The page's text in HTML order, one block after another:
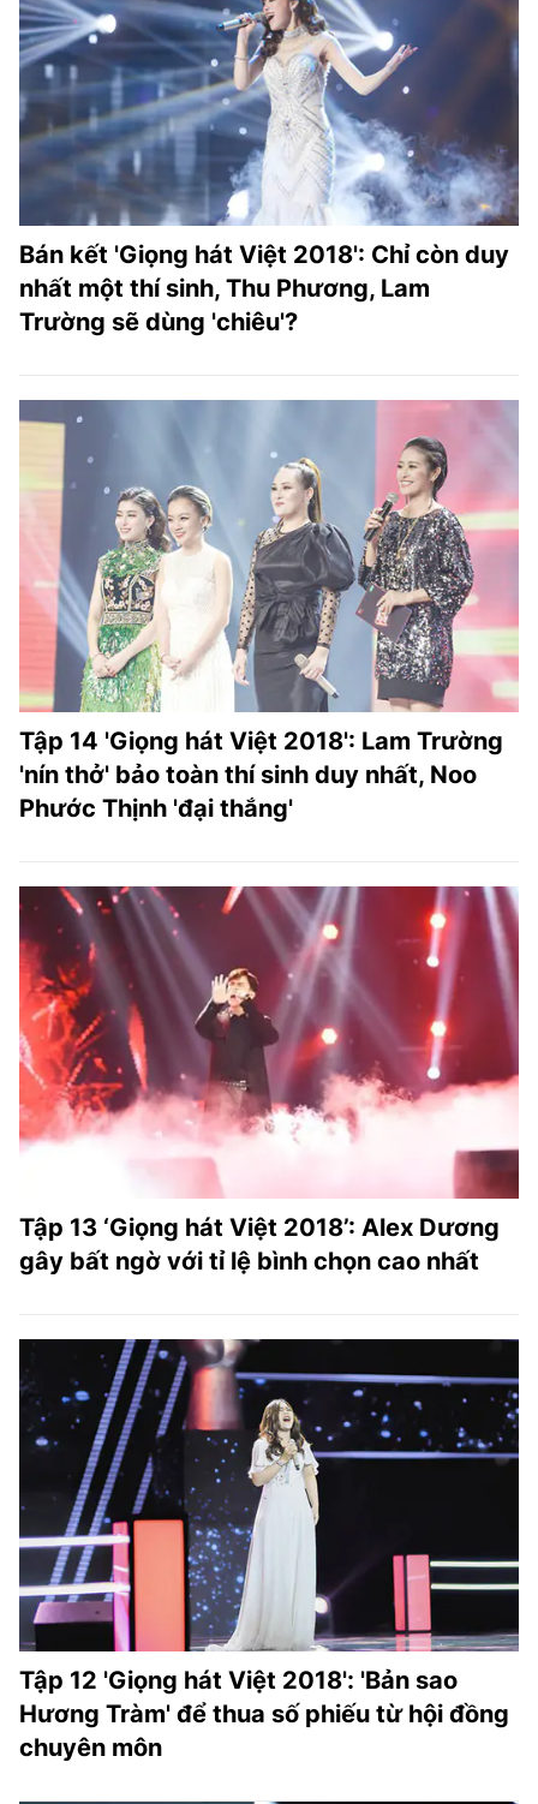
Bán kết 'Giọng hát Việt 2018': Chỉ còn duy
nhất một thí sinh, Thu Phương, Lam
Trường sẽ dùng 'chiêu'?
Tập 14 'Giọng hát Việt 2018': Lam Trường
'nín thở' bảo toàn thí sinh duy nhất, Noo
Phước Thịnh 'đại thắng'
Tập 13 ‘Giọng hát Việt 2018’: Alex Dương
gây bất ngờ với tỉ lệ bình chọn cao nhất
Tập 12 'Giọng hát Việt 2018': 'Bản sao
Hương Tràm' để thua số phiếu từ hội đồng
chuyên môn